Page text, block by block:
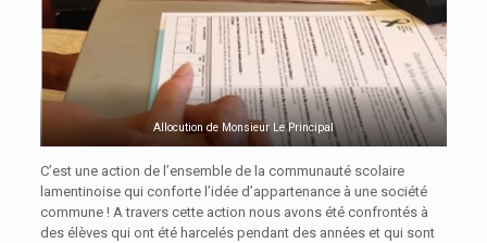
Allocution de Monsieur Le Principal
C’est une action de l’ensemble de la communauté scolaire
lamentinoise qui conforte l’idée d’appartenance à une société
commune ! A travers cette action nous avons été confrontés à
des élèves qui ont été harcelés pendant des années et qui sont